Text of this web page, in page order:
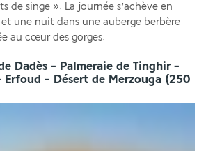
de singe ». La journée s’achève en
une nuit dans une auberge berbère
au cœur des gorges.
Dadès - Palmeraie de Tinghir -
Erfoud - Désert de Merzouga (250